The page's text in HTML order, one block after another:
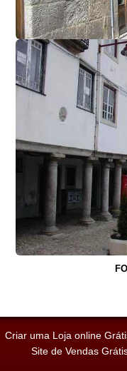
Criar uma Loja online
Site de Vendas